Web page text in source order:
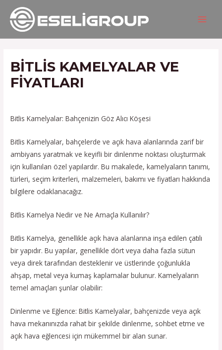
İçeriğe
atla
BITLIS KAMELYALAR VE
FIYATLARI
Bitlis Kamelyalar: Bahçenizin Göz Alıcı Köşesi
Bitlis Kamelyalar, bahçelerde ve açık hava alanlarında zarif bir
ambiyans yaratmak ve keyifli bir dinlenme noktası oluşturmak
için kullanılan özel yapılardır. Bu makalede, kamelyaların tanımı,
türleri, seçim kriterleri, malzemeleri, bakımı ve fiyatları hakkında
bilgilere odaklanacağız.
Bitlis Kamelya Nedir ve Ne Amaçla Kullanılır?
Bitlis Kamelya, genellikle açık hava alanlarına inşa edilen çatılı
bir yapıdır. Bu yapılar, genellikle dört veya daha fazla sütun
veya direk tarafından desteklenir ve üstlerinde çoğunlukla
ahşap, metal veya kumaş kaplamalar bulunur. Kamelyaların
temel amaçları şunlar olabilir:
Dinlenme ve Eğlence: Bitlis Kamelyalar, bahçenizde veya açık
hava mekanınızda rahat bir şekilde dinlenme, sohbet etme ve
açık hava eğlencesi için mükemmel bir alan sunar.
Yazı
gezinmesi